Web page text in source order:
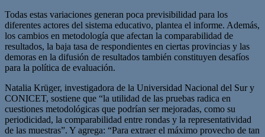
Todas estas variaciones generan poca previsibilidad para los
diferentes actores del sistema educativo, plantea el informe. Además,
los cambios en metodología que afectan la comparabilidad de
resultados, la baja tasa de respondientes en ciertas provincias y las
demoras en la difusión de resultados también constituyen desafíos
para la política de evaluación.
Natalia Krüger, investigadora de la Universidad Nacional del Sur y
CONICET, sostiene que “la utilidad de las pruebas radica en
cuestiones metodológicas que podrían ser mejoradas, como su
periodicidad, la comparabilidad entre rondas y la representatividad
de las muestras”. Y agrega: “Para extraer el máximo provecho de tan